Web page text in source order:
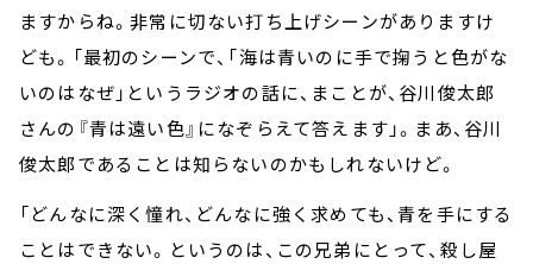
ますからね。非常に切ない打ち上げシーンがありますけ
ども。「最初のシーンで、「海は青いのに手で掬うと色がな
いのはなぜ」というラジオの話に、まことが、谷川俊太郎
さんの『青は遠い色』になぞらえて答えます」。まあ、谷川
俊太郎であることは知らないのかもしれないけど。
「どんなに深く憧れ、どんなに強く求めても、青を手にする
ことはできない。というのは、この兄弟にとって、殺し屋